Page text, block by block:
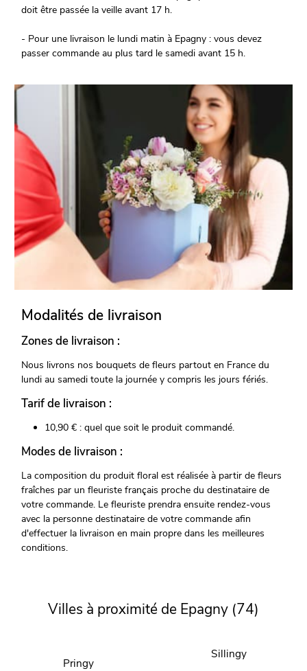
doit être passée la veille avant 17 h.
- Pour une livraison le lundi matin à Epagny : vous devez
passer commande au plus tard le samedi avant 15 h.
Modalités de livraison
Zones de livraison :
Nous livrons nos bouquets de fleurs partout en France du
lundi au samedi toute la journée y compris les jours fériés.
Tarif de livraison :
10,90 € : quel que soit le produit commandé.
Modes de livraison :
La composition du produit floral est réalisée à partir de fleurs
fraîches par un fleuriste français proche du destinataire de
votre commande. Le fleuriste prendra ensuite rendez-vous
avec la personne destinataire de votre commande afin
d'effectuer la livraison en main propre dans les meilleures
conditions.
Villes à proximité de Epagny (74)
Pringy
Sillingy